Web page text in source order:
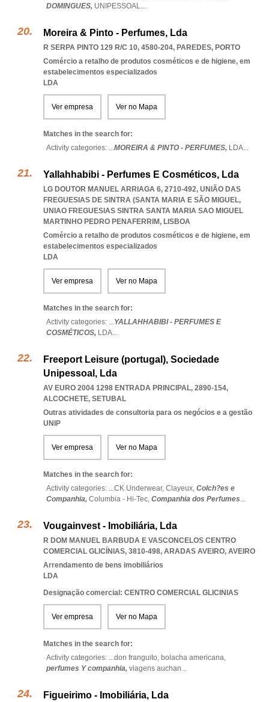
DOMINGUES, UNIPESSOAL...
Moreira & Pinto - Perfumes, Lda
R SERPA PINTO 129 R/C 10, 4580-204, PAREDES, PORTO
Comércio a retalho de produtos cosméticos e de higiene, em
estabelecimentos especializados
LDA
Ver empresa Ver no Mapa
Matches in the search for:
Activity categories: ...MOREIRA & PINTO - PERFUMES, LDA...
Yallahhabibi - Perfumes E Cosméticos, Lda
LG DOUTOR MANUEL ARRIAGA 6, 2710-492, UNIÃO DAS
FREGUESIAS DE SINTRA (SANTA MARIA E SÃO MIGUEL,
UNIAO FREGUESIAS SINTRA SANTA MARIA SAO MIGUEL
MARTINHO PEDRO PENAFERRIM, LISBOA
Comércio a retalho de produtos cosméticos e de higiene, em
estabelecimentos especializados
LDA
Ver empresa Ver no Mapa
Matches in the search for:
Activity categories: ...YALLAHHABIBI - PERFUMES E
COSMÉTICOS, LDA...
Freeport Leisure (portugal), Sociedade
Unipessoal, Lda
AV EURO 2004 1298 ENTRADA PRINCIPAL, 2890-154,
ALCOCHETE, SETUBAL
Outras atividades de consultoria para os negócios e a gestão
UNIP
Ver empresa Ver no Mapa
Matches in the search for:
Activity categories: ...CK Underwear, Clayeux, Colch?es e
Companhia, Columbia - Hi-Tec, Companhia dos Perfumes...
Vougainvest - Imobiliária, Lda
R DOM MANUEL BARBUDA E VASCONCELOS CENTRO
COMERCIAL GLICÍNIAS, 3810-498, ARADAS AVEIRO, AVEIRO
Arrendamento de bens imobiliários
LDA
Designação comercial: CENTRO COMERCIAL GLICINIAS
Ver empresa Ver no Mapa
Matches in the search for:
Activity categories: ...don franguito, bolacha americana,
perfumes Y companhia, viagens auchan...
Figueirimo - Imobiliária, Lda